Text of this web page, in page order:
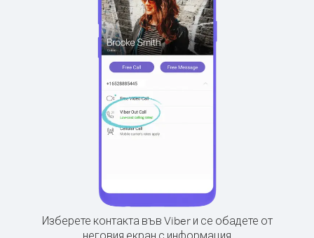
Изберете контакта във Viber и се обадете от
неговия екран с информация